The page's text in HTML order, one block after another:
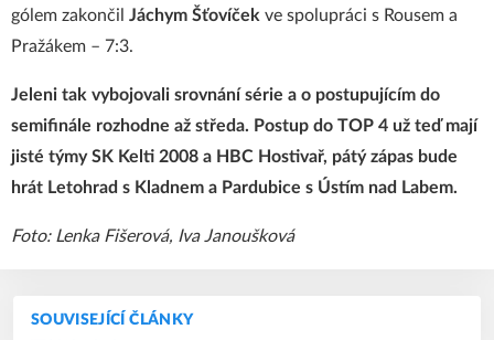
gólem zakončil Jáchym Šťovíček ve spolupráci s Rousem a
Pražákem – 7:3.
Jeleni tak vybojovali srovnání série a o postupujícím do
semifinále rozhodne až středa. Postup do TOP 4 už teď mají
jisté týmy SK Kelti 2008 a HBC Hostivař, pátý zápas bude
hrát Letohrad s Kladnem a Pardubice s Ústím nad Labem.
Foto: Lenka Fišerová, Iva Janoušková
SOUVISEJÍCÍ ČLÁNKY